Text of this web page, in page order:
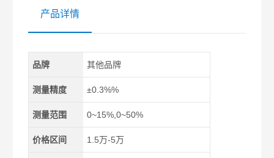
产品详情
品牌 其他品牌
测量精度 ±0.3%%
测量范围 0~15%,0~50%
价格区间 1.5万-5万